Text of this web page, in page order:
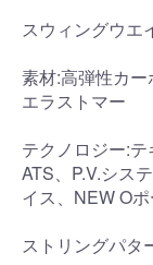
スウィングウエ
素材:高弾性カ
エラストマー
テクノロジー:テ
ATS、P.V.シス
イス、NEW O
ストリングパタ